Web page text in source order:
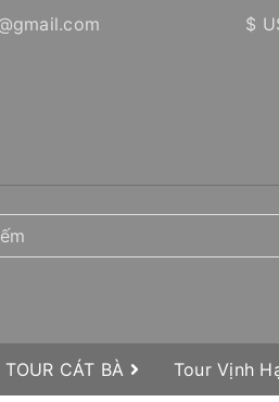
$
TOUR CÁT BÀ Tour Vịnh